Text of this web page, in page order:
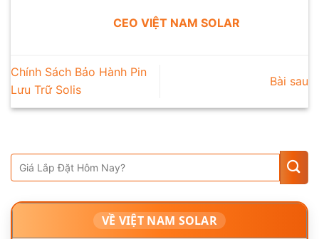
CEO VIỆT NAM SOLAR
Chính Sách Bảo Hành Pin
Lưu Trữ Solis
Bài sau
VỀ VIỆT NAM SOLAR